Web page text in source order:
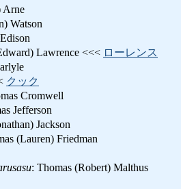
Arne
Watson
Lawrence <<< ローレンス
クック
Cromwell
Jefferson
Jackson
(Lauren) Friedman
: Thomas (Robert) Malthus